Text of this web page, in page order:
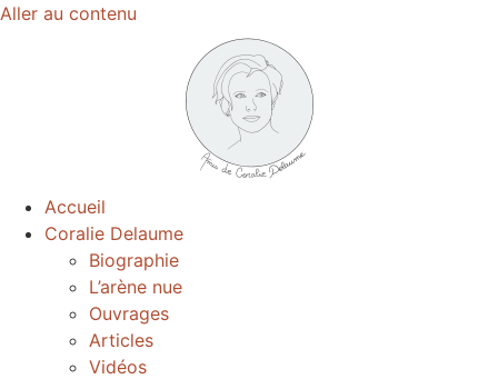
Aller au contenu
Accueil
Coralie Delaume
Biographie
L’arène nue
Ouvrages
Articles
Vidéos